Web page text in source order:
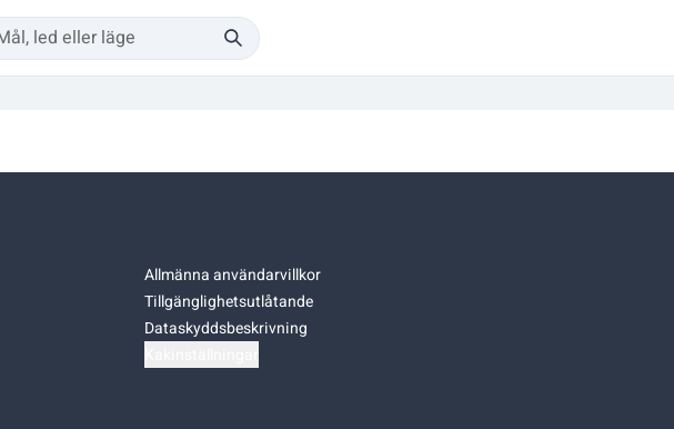
Allmänna användarvillkor
Tillgänglighetsutlåtande
Dataskyddsbeskrivning